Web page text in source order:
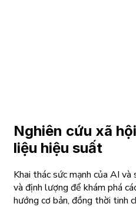
Nghiên cứu xã
liệu hiệu suất
Khai thác sức mạnh của AI
và định lượng để khám phá
hướng cơ bản, đồng thời tinh